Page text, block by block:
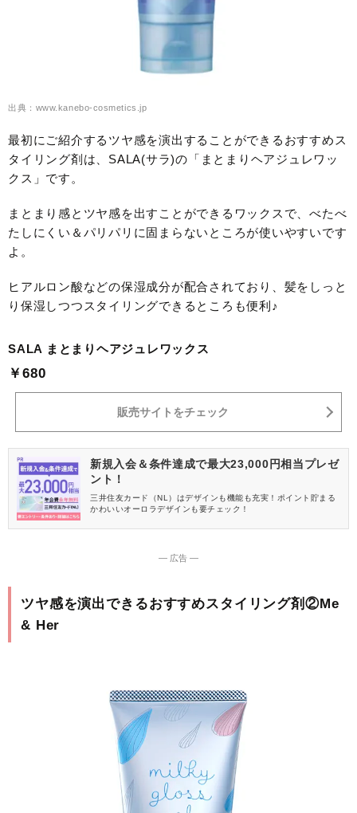
出典：www.kanebo-cosmetics.jp
最初にご紹介するツヤ感を演出することができるおすすめス
タイリング剤は、SALA(サラ)の「まとまりヘアジュレワッ
クス」です。
まとまり感とツヤ感を出すことができるワックスで、べたべ
たしにくい＆パリパリに固まらないところが使いやすいです
よ。
ヒアルロン酸などの保湿成分が配合されており、髪をしっと
り保湿しつつスタイリングできるところも便利♪
SALA まとまりヘアジュレワックス
￥680
販売サイトをチェック
新規入会＆条件達成で最大23,000円相当プレゼ
ント！
三井住友カード（NL）はデザインも機能も充実！ポイント貯まる
かわいいオーロラデザインも要チェック！
― 広告 ―
ツヤ感を演出できるおすすめスタイリング剤②Me
& Her